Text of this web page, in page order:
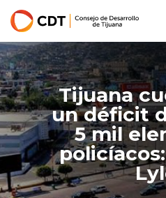
Tijuana
un déficit
5 mil